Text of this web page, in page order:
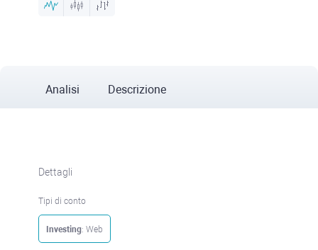
Analisi Descrizione
Dettagli
Tipi di conto
Investing: Web